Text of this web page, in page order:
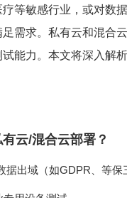
云/混合云部署？
据出域（如GDPR、等保